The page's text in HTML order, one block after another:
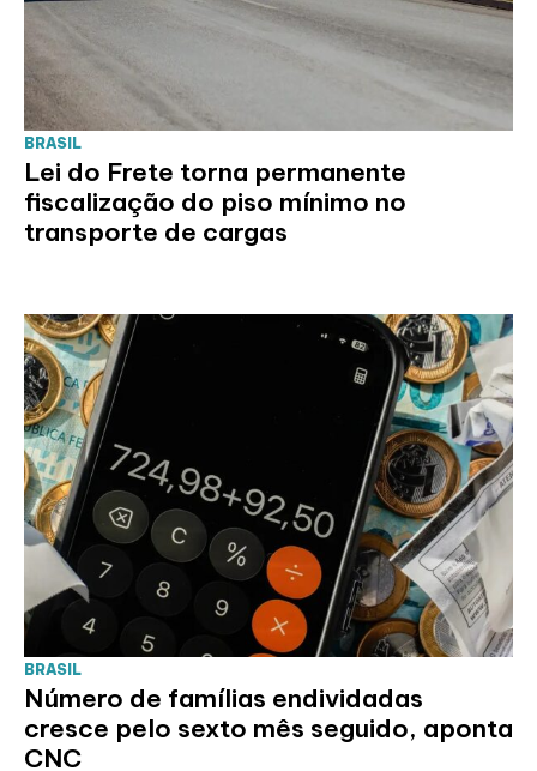
BRASIL
Lei do Frete torna permanente
fiscalização do piso mínimo no
transporte de cargas
BRASIL
Número de famílias endividadas
cresce pelo sexto mês seguido, aponta
CNC